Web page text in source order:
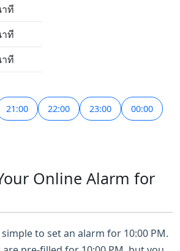
ที
ที
ที
21:00 22:00 23:00 00:00
Online Alarm for
to set an alarm for 10:00 PM.